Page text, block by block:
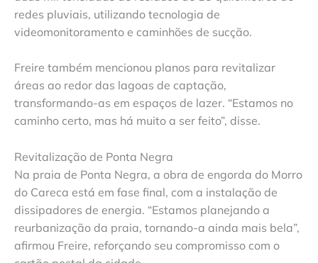
redes pluviais, utilizando tecnologia de
videomonitoramento e caminhões de sucção.
Freire também mencionou planos para revitalizar
áreas ao redor das lagoas de captação,
transformando-as em espaços de lazer. “Estamos no
caminho certo, mas há muito a ser feito”, disse.
Revitalização de Ponta Negra
Na praia de Ponta Negra, a obra de engorda do Morro
do Careca está em fase final, com a instalação de
dissipadores de energia. “Estamos planejando a
reurbanização da praia, tornando-a ainda mais bela”,
afirmou Freire, reforçando seu compromisso com o